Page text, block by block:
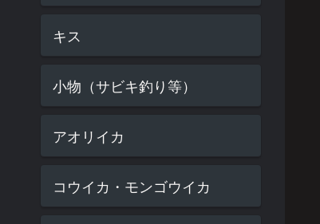
キス
小物（サビキ釣り等）
アオリイカ
コウイカ・モンゴウイカ